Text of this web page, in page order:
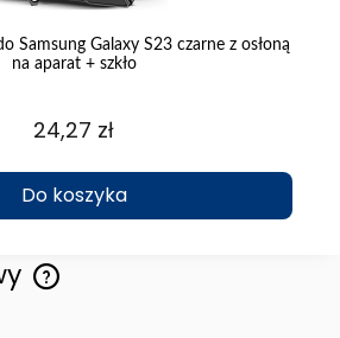
Samsung Galaxy S23 czarne z osłoną
na aparat + szkło
24,27 zł
Do koszyka
kosztów płatności